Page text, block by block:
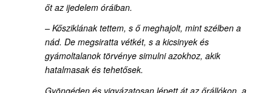
őt az ijedelem óráiban.
– Kősziklának tettem, s ő meghajolt, mint szélben a
nád. De megsiratta vétkét, s a kicsinyek és
gyámoltalanok törvénye simulni azokhoz, akik
hatalmasak és tehetősek.